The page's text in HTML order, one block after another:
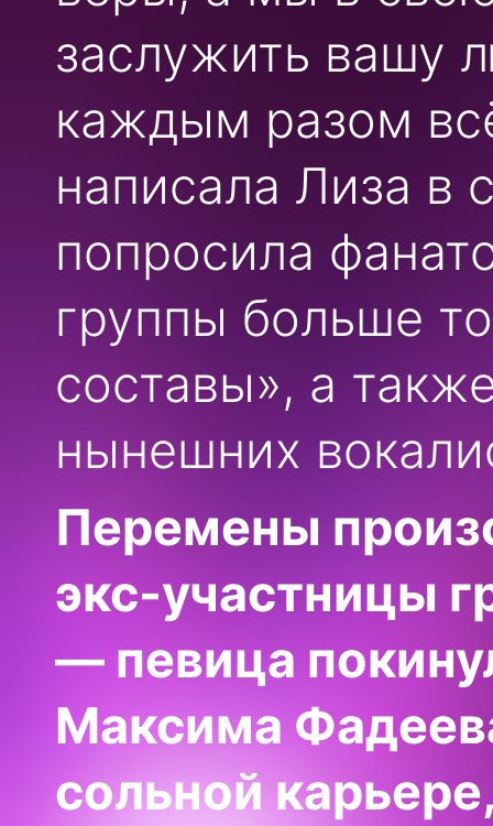
заслужить вашу
каждым разом
написала Лиза в
попросила
группы больше
составы», а
нынешних
Перемены
экс-участницы
— певица
Максима
сольной